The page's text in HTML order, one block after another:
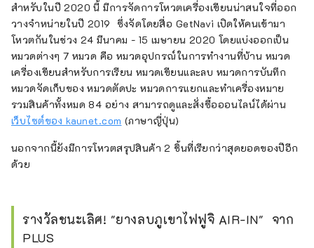
สำหรับในปี 2020 นี้ มีการจัดการโหวตเครื่องเขียนน่าสนใจที่ออก
วางจำหน่ายในปี 2019 ซึ่งจัดโดยสื่อ GetNavi เปิดให้คนเข้ามา
โหวตกันในช่วง 24 มีนาคม - 15 เมษายน 2020 โดยแบ่งออกเป็น
หมวดต่างๆ 7 หมวด คือ หมวดอุปกรณ์ในการทำงานที่บ้าน หมวด
เครื่องเขียนสำหรับการเรียน หมวดเขียนและลบ หมวดการบันทึก
หมวดจัดเก็บของ หมวดตัดปะ หมวดการแยกและทำเครื่องหมาย
รวมสินค้าทั้งหมด 84 อย่าง สามารถดูและสั่งซื้อออนไลน์ได้ผ่าน
เว็บไซต์ของ kaunet.com (ภาษาญี่ปุ่น)
นอกจากนี้ยังมีการโหวตสรุปสินค้า 2 ชิ้นที่เรียกว่าสุดยอดของปีอีก
ด้วย
รางวัลชนะเลิศ! "ยางลบภูเขาไฟฟูจิ AIR-IN" จาก
PLUS